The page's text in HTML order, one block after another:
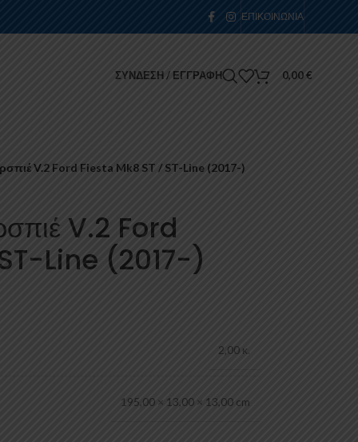
ΕΠΙΚΟΙΝΩΝΊΑ
ΣΎΝΔΕΣΗ / ΕΓΓΡΑΦΉ 0,00€
V.2 Ford Fiesta Mk8 ST / ST-Line (2017-)
V.2 Ford
Line (2017-)
2,00 κ.
195,00 × 13,00 × 13,00 cm